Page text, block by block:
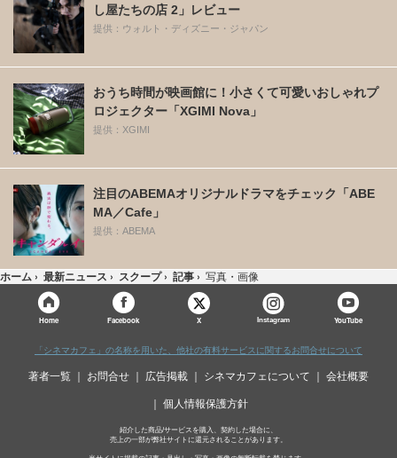
し屋たちの店 2」レビュー
提供：ウォルト・ディズニー・ジャパン
おうち時間が映画館に！小さくて可愛いおしゃれプ
ロジェクター「XGIMI Nova」
提供：XGIMI
注目のABEMAオリジナルドラマをチェック「ABE
MA／Cafe」
提供：ABEMA
ホーム › 最新ニュース › スクープ › 記事 › 写真・画像
Home Facebook X Instagram YouTube
「シネマカフェ」の名称を用いた、他社の有料サービスに関するお問合せについて
著者一覧 お問合せ 広告掲載 シネマカフェについて 会社概要
個人情報保護方針
紹介した商品/サービスを購入、契約した場合に、
売上の一部が弊社サイトに還元されることがあります。